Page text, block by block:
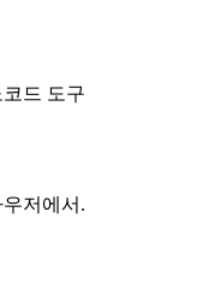
코드 도구
저에서.